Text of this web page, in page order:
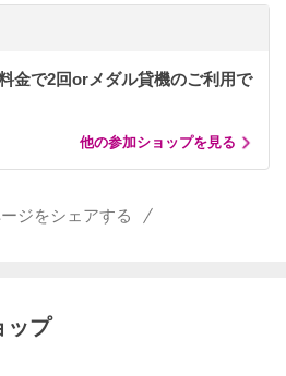
金で2回orメダル貸機のご利用で
他の参加ショップを見る
ジをシェアする
ップ